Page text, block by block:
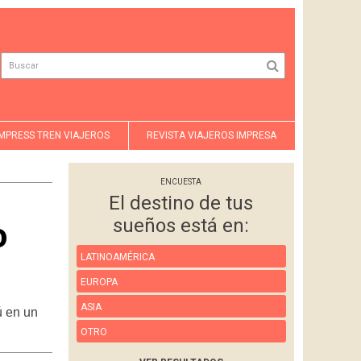
TREN VIAJEROS REVISTA VIAJEROS IMPRESA
en un
ENCUESTA
El destino de tus
sueños está en:
LATINOAMÉRICA
EUROPA
ASIA
OTRO